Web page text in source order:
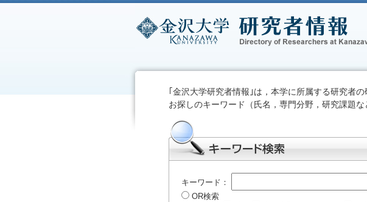
｢金沢大学研究者情報｣は，本学に所属する研究者
お探しのキーワード（氏名，専門分野，研究課題
キーワード：
OR検索